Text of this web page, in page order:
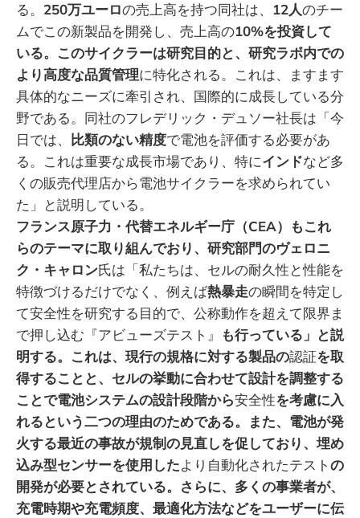
る。 250万ユーロの売上高を持つ同社は、 12人のチー
ムでこの新製品を開発し、売上高の10%を投資して
いる。このサイクラーは研究目的と、研究ラボ内での
より高度な品質管理に特化される。これは、ますます
具体的なニーズに牽引され、国際的に成長している分
野である。同社のフレデリック・デュソー社長は「今
日では、
比類のない精度で電池を評価する必要があ
る。これは重要な成長市場であり、特にインドなど多
くの販売代理店から電池サイクラーを求められてい
た」と説明している。
フランス原子力・代替エネルギー庁（CEA）もこれ
らのテーマに取り組んでおり、研究部門のヴェロニ
ク・キャロン氏は「私たちは、セルの耐久性と性能を
特徴づけるだけでなく、例えば熱暴走の瞬間を特定し
て安全性を研究する目的で、公称動作を超えて限界ま
で押し込む『アビューズテスト』
も行っている」と説
明する。これは、現行の規格に対する製品の認証を取
得することと、セルの挙動に合わせて設計を調整する
ことで電池システムの設計段階から安全性を考慮に入
れるという二つの理由のためである。また、電池が発
火する最近の事故が規制の見直しを促しており、埋め
込み型センサーを使用したより自動化されたテストの
開発が必要とされている。さらに、多くの事業者が、
充電時期や充電頻度、最適化方法などをユーザーに伝